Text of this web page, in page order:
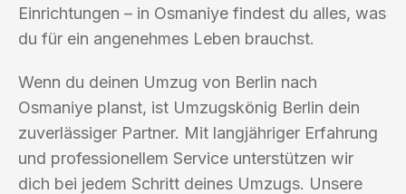
Einrichtungen – in Osmaniye findest du alles, was
du für ein angenehmes Leben brauchst.
Wenn du deinen Umzug von Berlin nach
Osmaniye planst, ist Umzugskönig Berlin dein
zuverlässiger Partner. Mit langjähriger Erfahrung
und professionellem Service unterstützen wir
dich bei jedem Schritt deines Umzugs. Unsere